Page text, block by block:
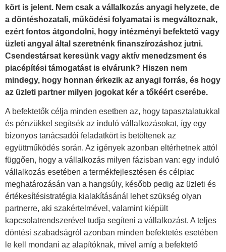
kört is jelent. Nem csak a vállalkozás anyagi helyzete, de
a döntéshozatali, működési folyamatai is megváltoznak,
ezért fontos átgondolni, hogy intézményi befektető vagy
üzleti angyal által szeretnénk finanszírozáshoz jutni.
Csendestársat keresünk vagy aktív menedzsment és
piacépítési támogatást is elvárunk? Hiszen nem
mindegy, hogy honnan érkezik az anyagi forrás, és hogy
az üzleti partner milyen jogokat kér a tőkéért cserébe.
A befektetők célja minden esetben az, hogy tapasztalatukkal
és pénzükkel segítsék az induló vállalkozásokat, így egy
bizonyos tanácsadói feladatkört is betöltenek az
együttműködés során. Az igények azonban eltérhetnek attól
függően, hogy a vállalkozás milyen fázisban van: egy induló
vállalkozás esetében a termékfejlesztésen és célpiac
meghatározásán van a hangsúly, később pedig az üzleti és
értékesítésistratégia kialakításánál lehet szükség olyan
partnerre, aki szakértelmével, valamint kiépült
kapcsolatrendszerével tudja segíteni a vállalkozást. A teljes
döntési szabadságról azonban minden befektetés esetében
le kell mondani az alapítóknak, mivel amíg a befektető